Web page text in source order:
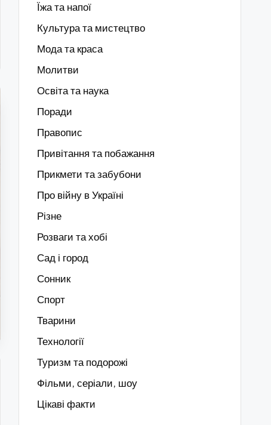
Їжа та напої
Культура та мистецтво
Мода та краса
Молитви
Освіта та наука
Поради
Правопис
Привітання та побажання
Прикмети та забубони
Про війну в Україні
Різне
Розваги та хобі
Сад і город
Сонник
Спорт
Тварини
Технології
Туризм та подорожі
Фільми, серіали, шоу
Цікаві факти